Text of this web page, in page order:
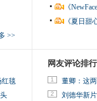
>>
《
《夏日
红毯
网友评论排行
1 董卿：这
2 刘德华新